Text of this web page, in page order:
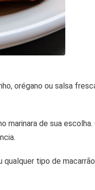
orégano ou salsa
marinara de sua escolha.
tipo de